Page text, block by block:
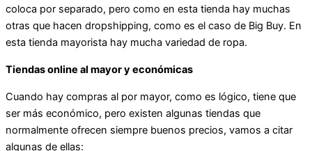
coloca por separado, pero como en esta tienda hay muchas
otras que hacen dropshipping, como es el caso de Big Buy. En
esta tienda mayorista hay mucha variedad de ropa.
Tiendas online al mayor y económicas
Cuando hay compras al por mayor, como es lógico, tiene que
ser más económico, pero existen algunas tiendas que
normalmente ofrecen siempre buenos precios, vamos a citar
algunas de ellas: